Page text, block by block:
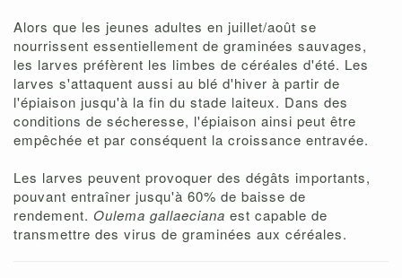
Alors que les jeunes adultes en juillet/août se
nourrissent essentiellement de graminées sauvages,
les larves préfèrent les limbes de céréales d'été. Les
larves s'attaquent aussi au blé d'hiver à partir de
l'épiaison jusqu'à la fin du stade laiteux. Dans des
conditions de sécheresse, l'épiaison ainsi peut être
empêchée et par conséquent la croissance entravée.
Les larves peuvent provoquer des dégâts importants,
pouvant entraîner jusqu'à 60% de baisse de
rendement. Oulema gallaeciana est capable de
transmettre des virus de graminées aux céréales.